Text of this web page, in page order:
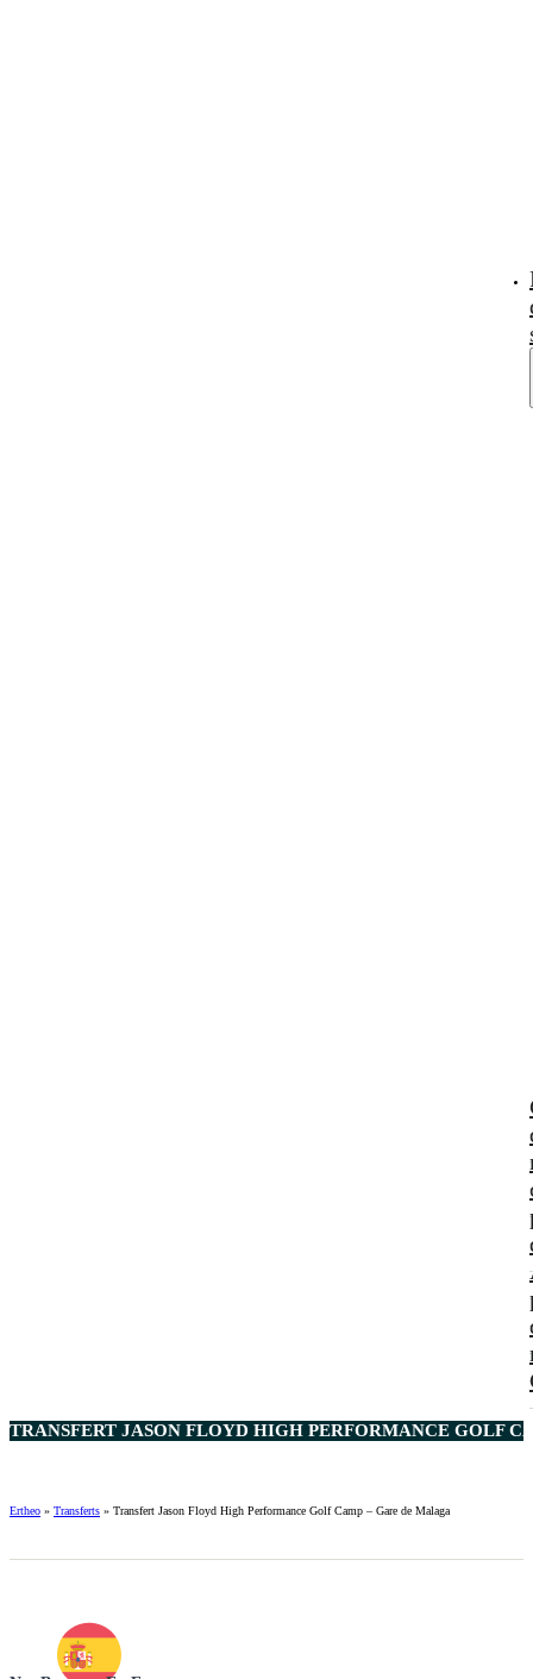
TRANSFERT JASON FLOYD HIGH PERFORMANCE GOLF
Ertheo » Transferts » Transfert Jason Floyd High Performance Golf Camp – Gare de Malaga